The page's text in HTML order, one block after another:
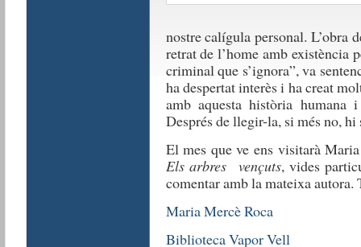
nostre calígula personal. L’obra
retrat de l’home amb existència
criminal que s’ignora”, va
ha despertat interès i ha creat
amb aquesta història
Després de llegir-la, si més no, hi
El mes que ve ens visitarà
Els arbres vençuts, vides
comentar amb la mateixa autora.
Maria Mercè Roca
Biblioteca Vapor Vell